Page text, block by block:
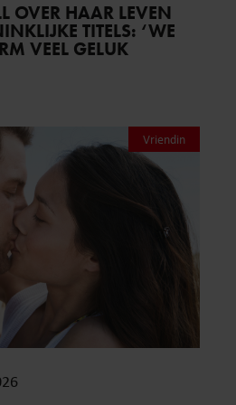
OVER HAAR LEVEN
TITELS: ‘WE
VEEL GELUK
Vriendin